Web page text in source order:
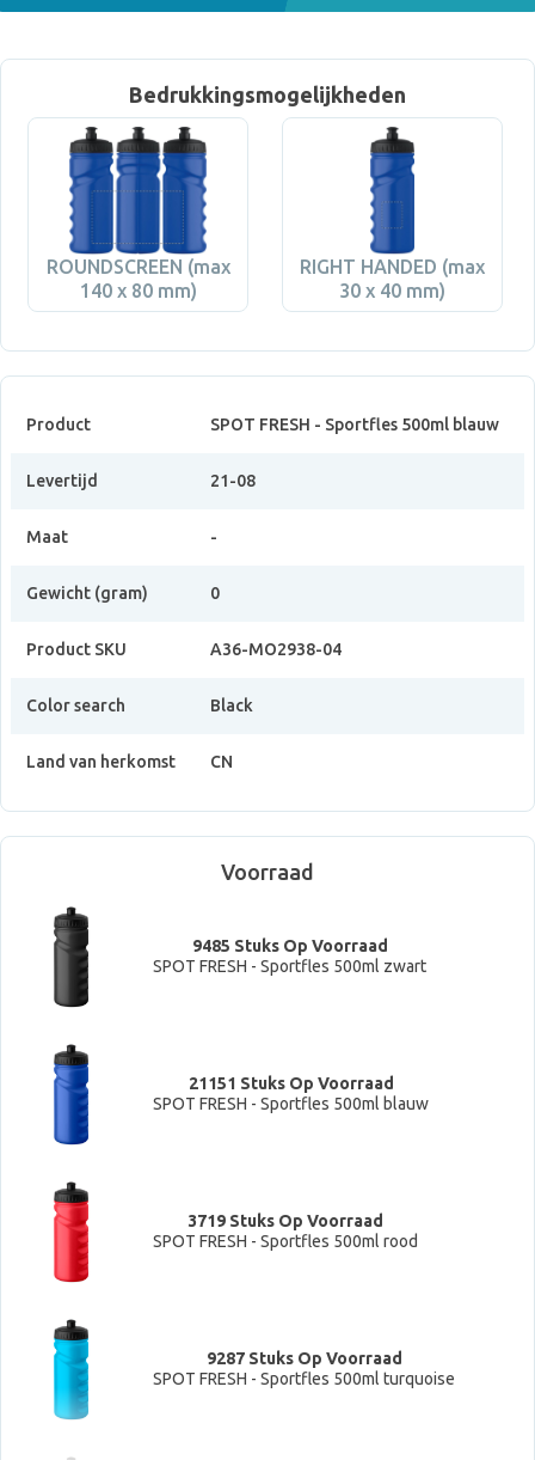
Bedrukkingsmogelijkheden
ROUNDSCREEN (max
140 x 80 mm)
RIGHT HANDED (max
30 x 40 mm)
Product SPOT FRESH - Sportfles 500ml blauw
Levertijd 21-08
Maat -
Gewicht (gram) 0
Product SKU A36-MO2938-04
Color search Black
Land van herkomst CN
Voorraad
9485 Stuks Op Voorraad
SPOT FRESH - Sportfles 500ml zwart
21151 Stuks Op Voorraad
SPOT FRESH - Sportfles 500ml blauw
3719 Stuks Op Voorraad
SPOT FRESH - Sportfles 500ml rood
9287 Stuks Op Voorraad
SPOT FRESH - Sportfles 500ml turquoise